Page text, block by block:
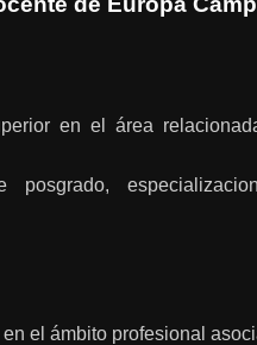
en el área
el ámbito profesional